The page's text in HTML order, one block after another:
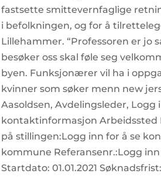
fastsette smittevernfaglige
i befolkningen, og for å
Lillehammer. “Professoren er jo
besøker oss skal føle seg
byen. Funksjonærer vil ha i
kvinner som søker menn new
Aasoldsen, Avdelingsleder,
kontaktinformasjon Arbeidssted
på stillingen:Logg inn for å se
kommune Referansenr.:Logg
Startdato: 01.01.2021